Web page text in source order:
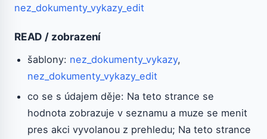
nez_dokumenty_vykazy_edit
READ / zobrazení
šablony: nez_dokumenty_vykazy,
nez_dokumenty_vykazy_edit
co se s údajem děje: Na teto strance se
hodnota zobrazuje v seznamu a muze se menit
pres akci vyvolanou z prehledu; Na teto strance